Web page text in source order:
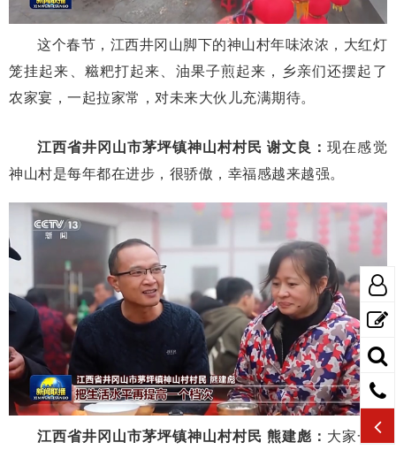
这个春节，江西井冈山脚下的神山村年味浓浓，大红灯
笼挂起来、糍粑打起来、油果子煎起来，乡亲们还摆起了
农家宴，一起拉家常，对未来大伙儿充满期待。
江西省井冈山市茅坪镇神山村村民 谢文良：现在感觉
神山村是每年都在进步，很骄傲，幸福感越来越强。
江西省井冈山市茅坪镇神山村村民 熊建彪： 大家一起